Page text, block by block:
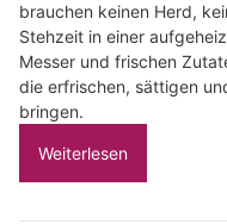
brauchen keinen Herd,
Stehzeit in einer
Messer und frischen
die erfrischen, sättigen
bringen.
Weiterlesen